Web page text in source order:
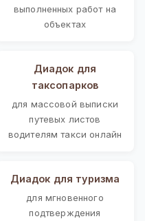
выполненных работ на
объектах
Диадок для
таксопарков
для массовой выписки
путевых листов
водителям такси онлайн
Диадок для туризма
для мгновенного
подтверждения